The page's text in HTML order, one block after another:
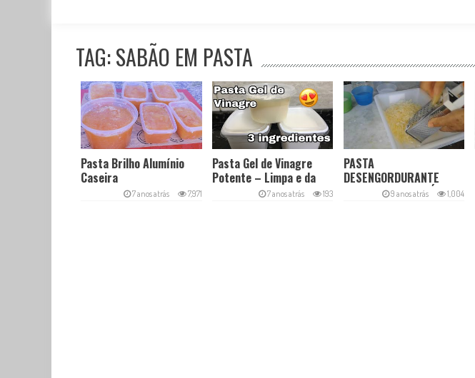
TAG: SABÃO EM PASTA
Pasta Brilho Alumínio
Caseira
7 anos atrás 7,971
Pasta Gel de Vinagre
Potente – Limpa e da
7 anos atrás 193
PASTA
DESENGORDURANTE
PLUS – LIMPA E DÁ
9 anos atrás 1,004